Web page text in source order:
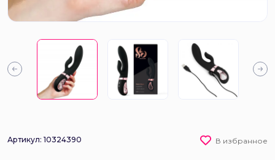
Артикул: 10324390 В избранное